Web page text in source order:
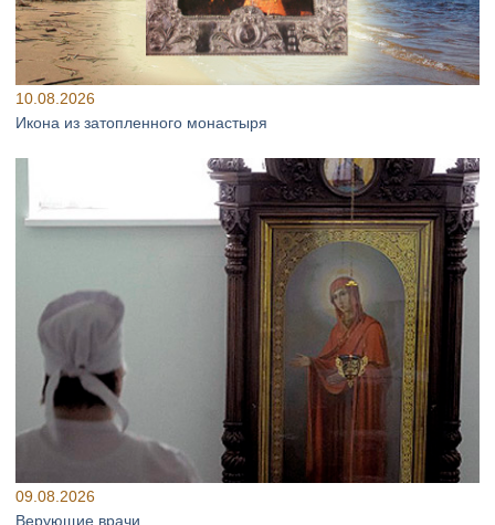
10.08.2026
Икона из затопленного монастыря
09.08.2026
Верующие врачи